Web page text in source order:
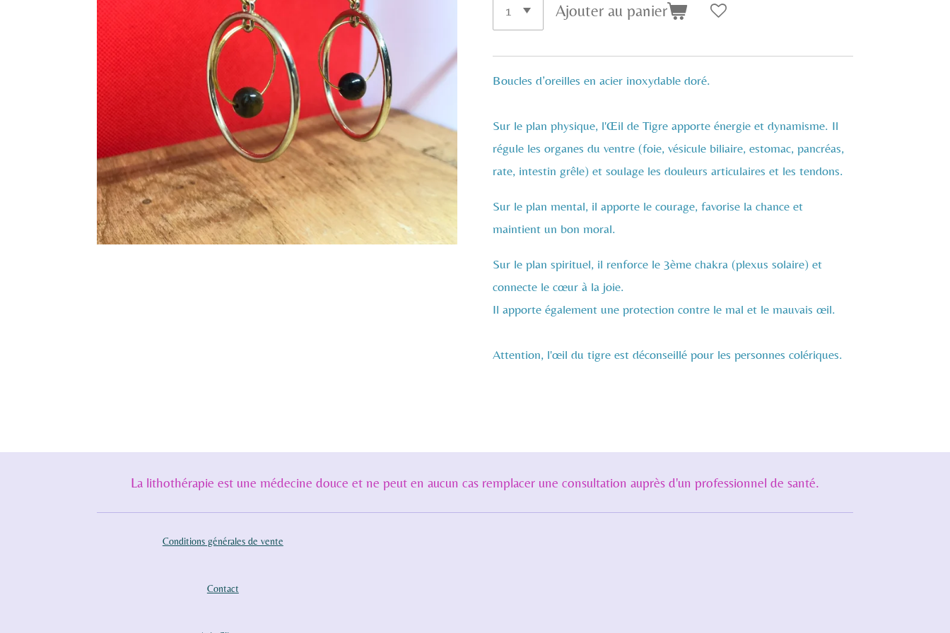
Ajouter au panier
Boucles d’oreilles en acier inoxydable doré.
Sur le plan physique, l'Œil de Tigre apporte énergie et dynamisme. Il
régule les organes du ventre (foie, vésicule biliaire, estomac, pancréas,
rate, intestin grêle) et soulage les douleurs articulaires et les tendons.
Sur le plan mental, il apporte le courage, favorise la chance et
maintient un bon moral.
Sur le plan spirituel, il renforce le 3ème chakra (plexus solaire) et
connecte le cœur à la joie.
Il apporte également une protection contre le mal et le mauvais œil.
Attention, l'œil du tigre est déconseillé pour les personnes colériques.
La lithothérapie est une médecine douce et ne peut en aucun cas remplacer une consultation auprès d'un professionnel de santé.
Conditions générales de vente
Contact